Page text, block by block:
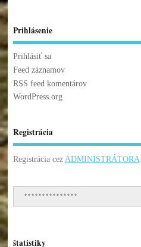
Prihlásenie
Prihlásiť sa
Feed záznamov
RSS feed komentárov
WordPress.org
Registrácia
Registrácia cez ADMINISTRÁTORA
***************
štatistiky